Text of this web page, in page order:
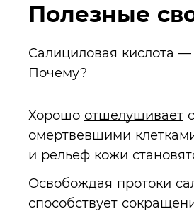
Полезные
Салициловая кислота
Почему?
Хорошо отшелушивает
омертвевшими
и рельеф кожи
Освобождая протоки
способствует